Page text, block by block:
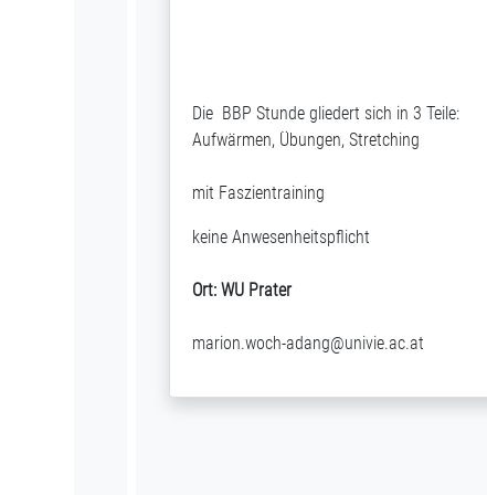
Die BBP Stunde gliedert sich in 3 Teile:
Aufwärmen, Übungen, Stretching
mit Faszientraining
keine Anwesenheitspflicht
Ort: WU Prater
marion.woch-adang@univie.ac.at